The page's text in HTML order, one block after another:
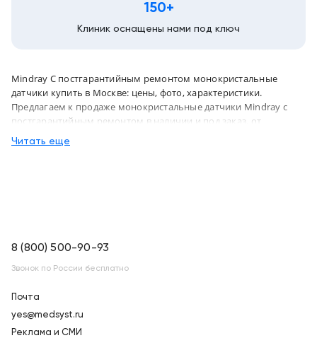
150+
Клиник оснащены нами под ключ
Mindray С постгарантийным ремонтом монокристальные
датчики купить в Москве: цены, фото, характеристики.
Предлагаем к продаже монокристальные датчики Mindray с
постгарантийным ремонтом в наличии и под заказ, от
надежного официального дистрибьютора "МСТ", с бесплатной
доставкой в город Москва и по всей России
Читать еще
8 (800) 500-90-93
Звонок по России бесплатно
Почта
yes@medsyst.ru
Реклама и СМИ